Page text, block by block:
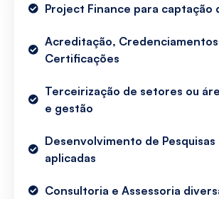
Project Finance para captação
Acreditação,
Certificações
Terceirização de setores ou
e gestão
Desenvolvimento de
aplicadas
Consultoria e Assessoria